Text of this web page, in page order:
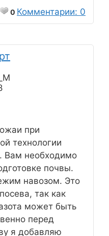
0 Комментарии: 0
при
технологии
Вам необходимо
почвы.
навозом. Это
так как
может быть
перед
я добавляю